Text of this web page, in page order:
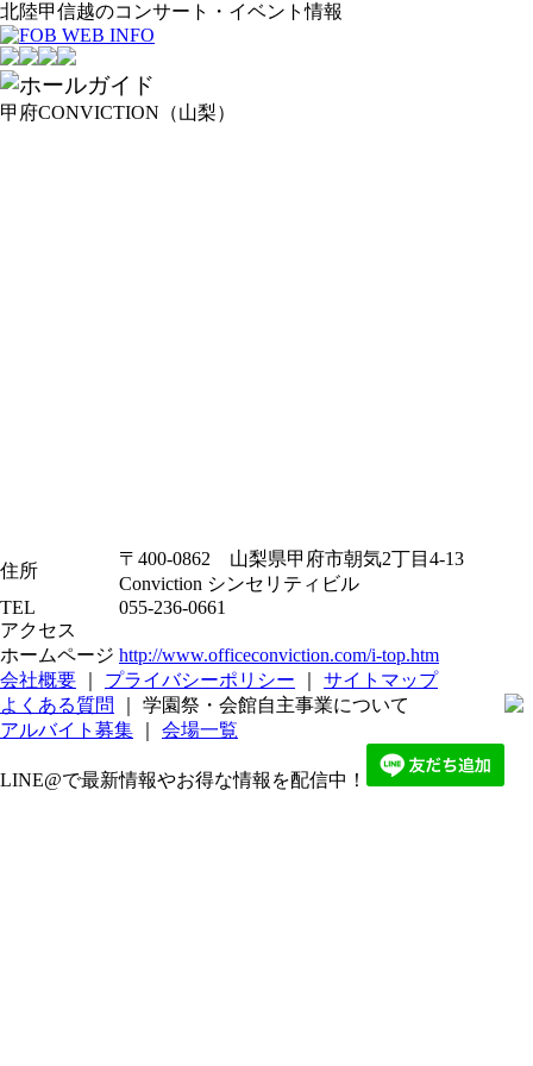
北陸甲信越のコンサート・イベント情報
甲府CONVICTION（山梨）
住所
〒400-0862 山梨県甲府市朝気2丁目4-13
Conviction シンセリティビル
TEL
055-236-0661
アクセス
ホームページ http://www.officeconviction.com/i-top.htm
会社概要
プライバシーポリシー
サイトマップ
よくある質問
｜ 学園祭・会館自主事業について
アルバイト募集
会場一覧
LINE@で最新情報やお得な情報を配信中！